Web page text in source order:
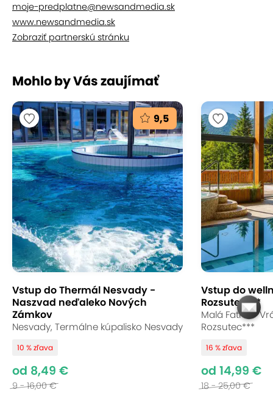
moje-predplatne@newsandmedia.sk
www.newsandmedia.sk
Zobraziť partnerskú stránku
Mohlo by Vás zaujímať
9,5
Vstup do Thermál Nesvady -
Naszvad neďaleko Nových
Zámkov
Nesvady, Termálne kúpalisko Nesvady
10 % zľava
od 8,49 €
9 - 16,00 €
Vstup do
Rozsutec***
Malá Fatra –
Rozsutec***
16 % zľava
od 14,99 €
18 - 25,00 €